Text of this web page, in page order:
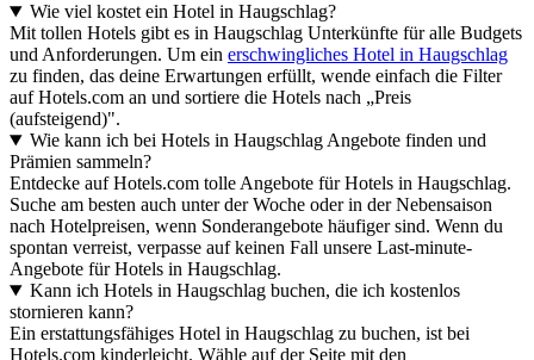
Wie viel kostet ein Hotel in Haugschlag?
Mit tollen Hotels gibt es in Haugschlag Unterkünfte für alle Budgets
und Anforderungen. Um ein erschwingliches Hotel in Haugschlag
zu finden, das deine Erwartungen erfüllt, wende einfach die Filter
auf Hotels.com an und sortiere die Hotels nach „Preis
(aufsteigend)".
Wie kann ich bei Hotels in Haugschlag Angebote finden und
Prämien sammeln?
Entdecke auf Hotels.com tolle Angebote für Hotels in Haugschlag.
Suche am besten auch unter der Woche oder in der Nebensaison
nach Hotelpreisen, wenn Sonderangebote häufiger sind. Wenn du
spontan verreist, verpasse auf keinen Fall unsere Last-minute-
Angebote für Hotels in Haugschlag.
Kann ich Hotels in Haugschlag buchen, die ich kostenlos
stornieren kann?
Ein erstattungsfähiges Hotel in Haugschlag zu buchen, ist bei
Hotels.com kinderleicht. Wähle auf der Seite mit den